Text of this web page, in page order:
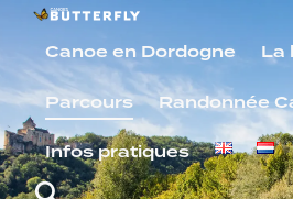
Canoe en Dordogne La
Parcours Randonnée
Infos pratiques